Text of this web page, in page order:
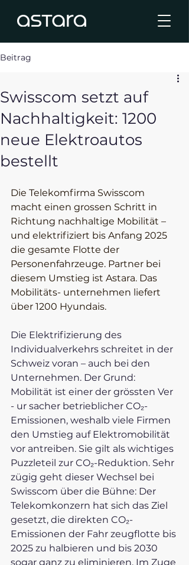
Beitrag
Swisscom setzt auf
Nachhaltigkeit: 1200
neue Elektroautos
bestellt
Die Telekomfirma Swisscom
macht einen grossen Schritt in
Richtung nachhaltige Mobilität –
und elektrifiziert bis Anfang 2025
die gesamte Flotte der
Personenfahrzeuge. Partner bei
diesem Umstieg ist Astara. Das
Mobilitäts- unternehmen liefert
über 1200 Hyundais.
Die Elektrifizierung des
Individualverkehrs schreitet in der
Schweiz voran – auch bei den
Unternehmen. Der Grund:
Mobilität ist einer der grössten Ver
- ur sacher betrieblicher CO₂-
Emissionen, weshalb viele Firmen
den Umstieg auf Elektromobilität
vor antreiben. Sie gilt als wichtiges
Puzzleteil zur CO₂-Reduktion. Sehr
zügig geht dieser Wechsel bei
Swisscom über die Bühne: Der
Telekomkonzern hat sich das Ziel
gesetzt, die direkten CO₂-
Emissionen der Fahr zeugflotte bis
2025 zu halbieren und bis 2030
sogar ganz zu eliminieren. Im Zuge